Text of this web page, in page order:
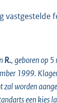
vastgestelde
R., geboren op
1999.
zal worden
een kies